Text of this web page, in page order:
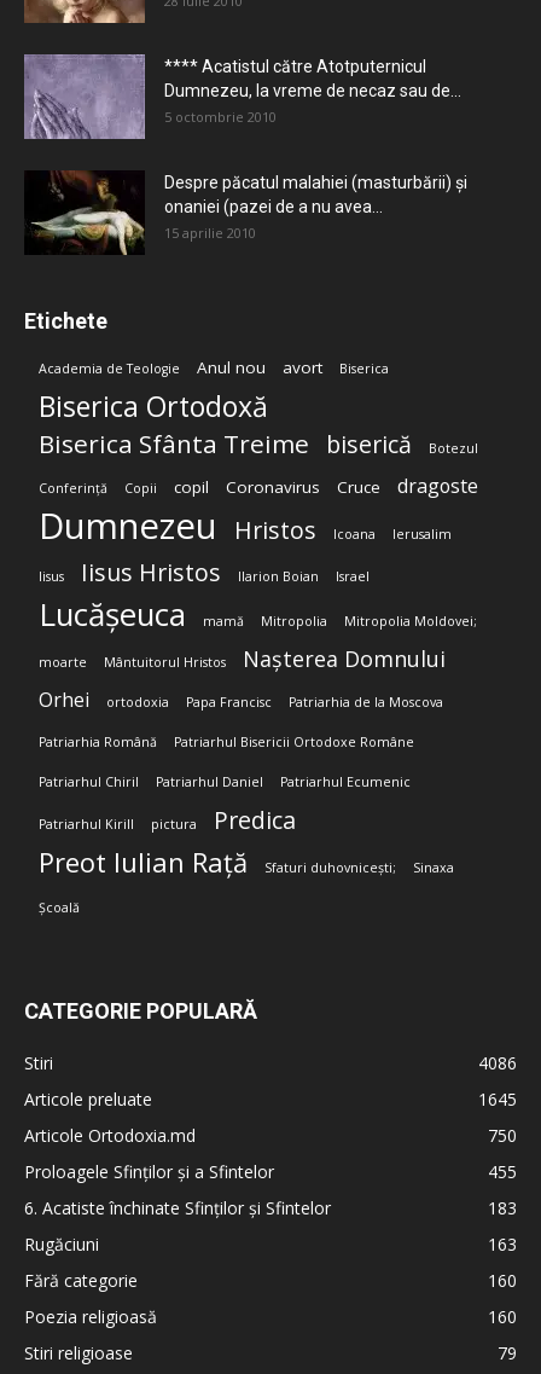
**** Acatistul către Atotputernicul
Dumnezeu, la vreme de necaz sau de...
5 octombrie 2010
Despre păcatul malahiei (masturbării) şi
onaniei (pazei de a nu avea...
15 aprilie 2010
Etichete
Academia de Teologie Anul nou avort Biserica
Biserica Ortodoxă
Biserica Sfânta Treime biserică Botezul
Conferință Copii copil Coronavirus Cruce dragoste
Dumnezeu Hristos Icoana Ierusalim
Iisus Iisus Hristos Ilarion Boian Israel
Lucășeuca mamă Mitropolia Mitropolia Moldovei;
moarte Mântuitorul Hristos Nașterea Domnului
Orhei ortodoxia Papa Francisc Patriarhia de la Moscova
Patriarhia Română Patriarhul Bisericii Ortodoxe Române
Patriarhul Chiril Patriarhul Daniel Patriarhul Ecumenic
Patriarhul Kirill pictura Predica
Preot Iulian Rață Sfaturi duhovnicești; Sinaxa
Școală
CATEGORIE POPULARĂ
Stiri
4086
Articole preluate
1645
Articole Ortodoxia.md
750
Proloagele Sfinților și a Sfintelor
455
6. Acatiste închinate Sfinților și Sfintelor
183
Rugăciuni
163
Fără categorie
160
Poezia religioasă
160
Stiri religioase
79